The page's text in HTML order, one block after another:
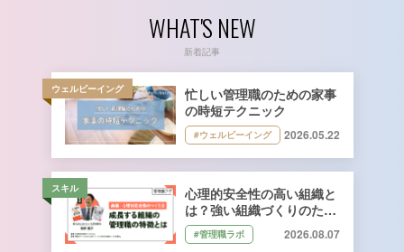
WHAT'S NEW
新着記事
ウェルビーイング
忙しい管理職のための家事
の時短テクニック
#ウェルビーイング 2026.05.22
スキル
心理的安全性の高い組織と
は？強い組織づくりのため
に管理職ができること｜石
井遼介さん監修
#管理職ラボ 2026.08.07